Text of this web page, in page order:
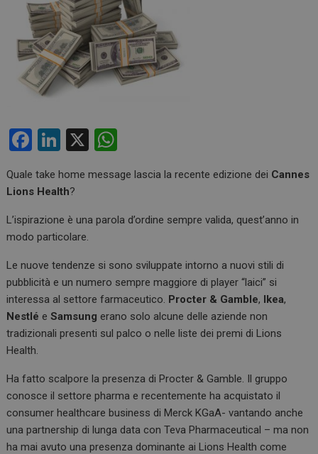
F
ce
o
k
Li
ke
n
X
at
A
p
Quale take home message lascia la recente edizione dei Cannes
Lions Health?
L’ispirazione è una parola d’ordine sempre valida, quest’anno in
modo particolare.
Le nuove tendenze si sono sviluppate intorno a nuovi stili di
pubblicità e un numero sempre maggiore di player “laici” si
interessa al settore farmaceutico. Procter & Gamble, Ikea,
Nestlé eSamsung erano solo alcune delle aziende non
tradizionali presenti sul palco o nelle liste dei premi di Lions
Health.
Ha fatto scalpore la presenza di Procter & Gamble. Il gruppo
conosce il settore pharma e recentemente ha acquistato il
consumer healthcare business di Merck KGaA- vantando anche
una partnership di lunga data con Teva Pharmaceutical – ma non
ha mai avuto una presenza dominante ai Lions Health come